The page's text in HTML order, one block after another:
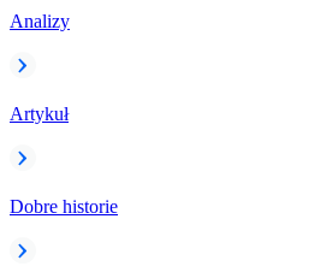
Analizy
Artykuł
Dobre historie